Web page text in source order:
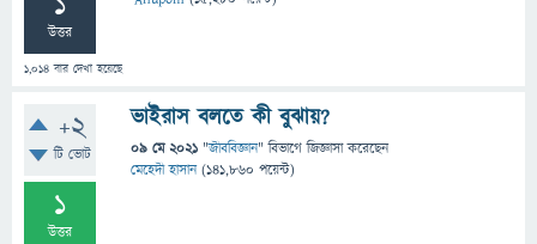
উত্তর
1,014 বার দেখা হয়েছে
+2
টি ভোট
1
উত্তর
ভাইরাস বলতে কী বুঝায়?
09 মে 2021 "জীববিজ্ঞান" বিভাগে জিজ্ঞাসাকরেছেন
মেহেদী হাসান (141,860 পয়েন্ট)